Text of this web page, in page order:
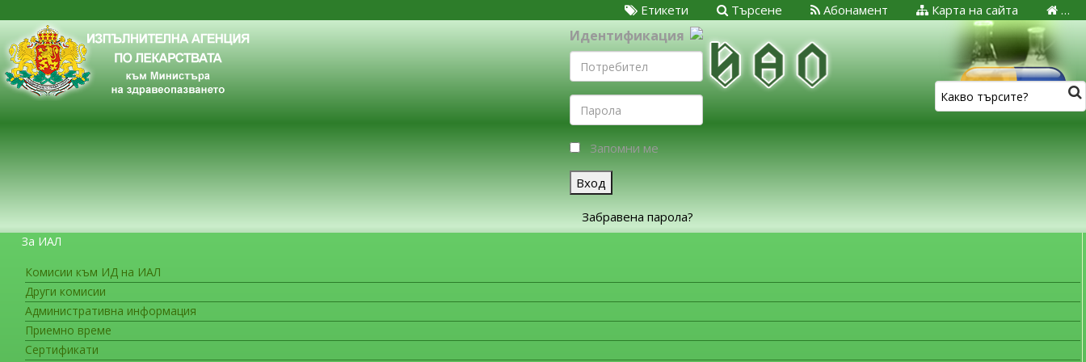
…
Карта на сайта
Абонамент
Търсене
Етикети
Идентификация
Запомни ме
Вход
Забравена парола?
За ИАЛ
Комисии към ИД на ИАЛ
Други комисии
Административна информация
Приемно време
Сертификати
ЗА ГРАЖДАНИТЕ